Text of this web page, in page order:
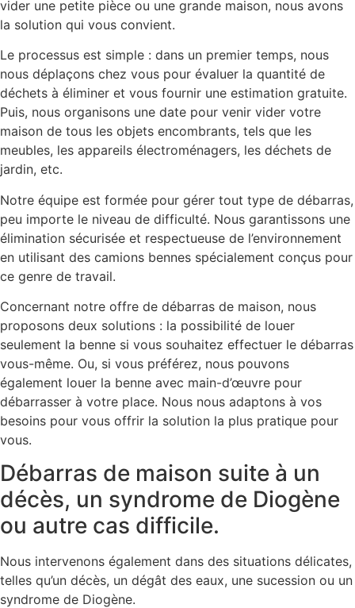
vider une petite pièce ou une grande maison, nous avons
la solution qui vous convient.
Le processus est simple : dans un premier temps, nous
nous déplaçons chez vous pour évaluer la quantité de
déchets à éliminer et vous fournir une estimation gratuite.
Puis, nous organisons une date pour venir vider votre
maison de tous les objets encombrants, tels que les
meubles, les appareils électroménagers, les déchets de
jardin, etc.
Notre équipe est formée pour gérer tout type de débarras,
peu importe le niveau de difficulté. Nous garantissons une
élimination sécurisée et respectueuse de l’environnement
en utilisant des camions bennes spécialement conçus pour
ce genre de travail.
Concernant notre offre de débarras de maison, nous
proposons deux solutions : la possibilité de louer
seulement la benne si vous souhaitez effectuer le débarras
vous-même. Ou, si vous préférez, nous pouvons
également louer la benne avec main-d’œuvre pour
débarrasser à votre place. Nous nous adaptons à vos
besoins pour vous offrir la solution la plus pratique pour
vous.
Débarras de maison suite à un
décès, un syndrome de Diogène
ou autre cas difficile.
Nous intervenons également dans des situations délicates,
telles qu’un décès, un dégât des eaux, une sucession ou un
syndrome de Diogène.